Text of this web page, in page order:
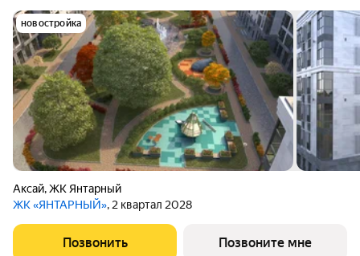
новостройка
Аксай,ЖК Янтарный
ЖК «ЯНТАРНЫЙ», 2 квартал 2028
Позвонить Позвоните мне